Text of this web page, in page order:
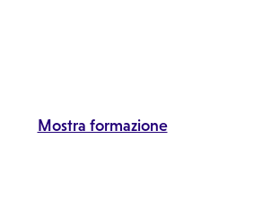
Mostra formazione